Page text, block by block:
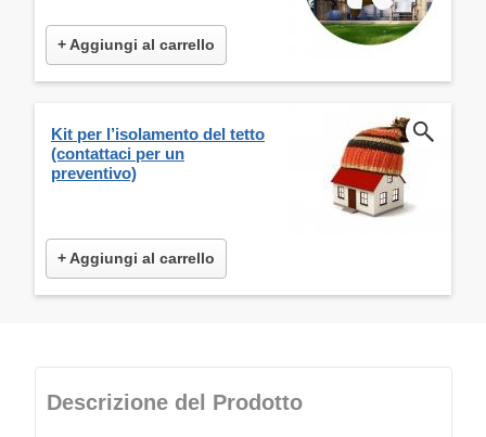
+ Aggiungi al carrello
Kit per l’isolamento del tetto
(contattaci per un
preventivo)
+ Aggiungi al carrello
Descrizione del Prodotto